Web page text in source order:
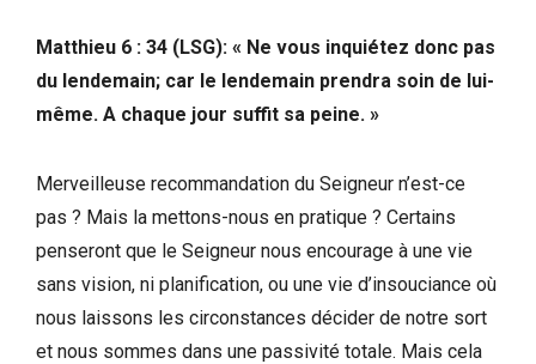
Matthieu 6 : 34 (LSG): « Ne vous inquiétez donc pas
du lendemain; car le lendemain prendra soin de lui-
même. A chaque jour suffit sa peine. »
Merveilleuse recommandation du Seigneur n’est-ce
pas ? Mais la mettons-nous en pratique ? Certains
penseront que le Seigneur nous encourage à une vie
sans vision, ni planification, ou une vie d’insouciance où
nous laissons les circonstances décider de notre sort
et nous sommes dans une passivité totale. Mais cela